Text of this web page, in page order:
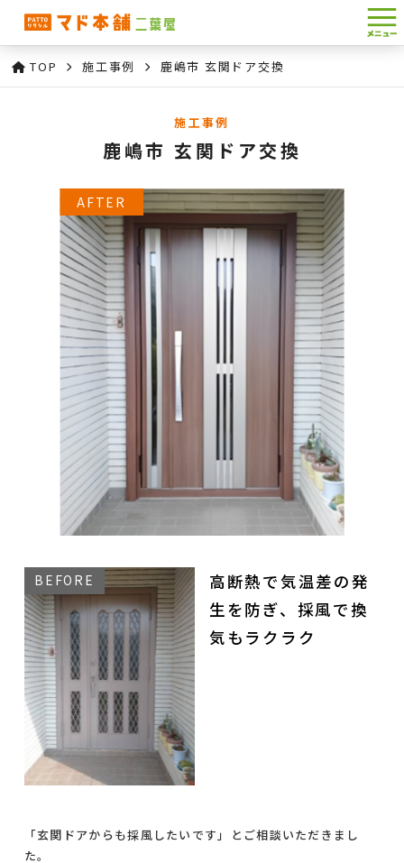
TOP 施工事例 鹿嶋市 玄関ドア交換
施工事例
鹿嶋市 玄関ドア交換
高断熱で気温差の発
生を防ぎ、採風で換
気もラクラク
「玄関ドアからも採風したいです」とご相談いただきまし
た。